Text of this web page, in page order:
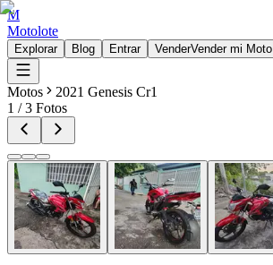
M
Motolote
Explorar Blog Entrar VenderVender mi Moto
Motos
2021 Genesis Cr1
1 /3 Fotos